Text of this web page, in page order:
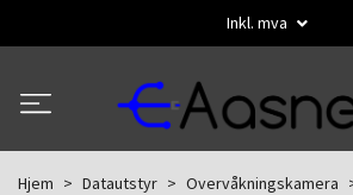
Inkl. mva
Hjem Datautstyr Overvåkningskamera